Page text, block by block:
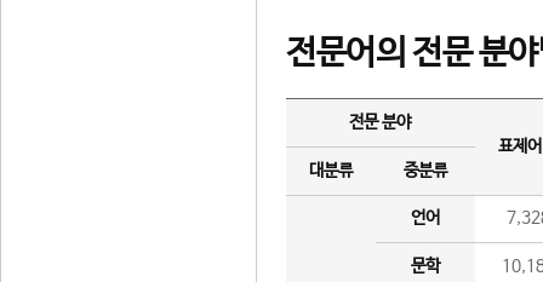
전문어의 전문 분
전문 분야
표제
대분류
중분류
언어
문학